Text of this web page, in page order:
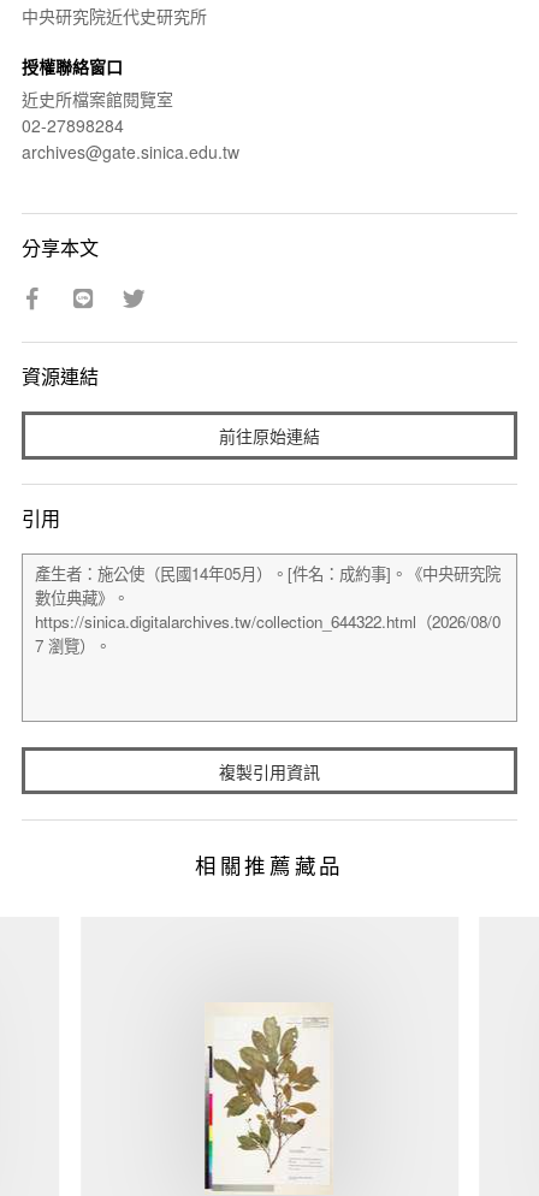
中央研究院近代史研究所
授權聯絡窗口
近史所檔案館閱覽室
02-27898284
archives@gate.sinica.edu.tw
分享本文
資源連結
前往原始連結
引用
複製引用資訊
相關推薦藏品